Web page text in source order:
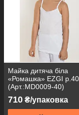
Майка дитяча біла
«Ромашка» EZGI
(Арт.:MD0009-40)
710 ₴/упаковка